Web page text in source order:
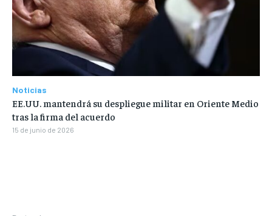
Noticias
EE.UU. mantendrá su despliegue militar en Oriente Medio
tras la firma del acuerdo
15 de junio de 2026